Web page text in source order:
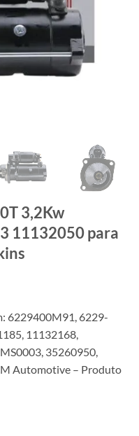
3,2Kw
11132050 para
6229400M91, 6229-
11132168,
35260950,
Automotive – Produto